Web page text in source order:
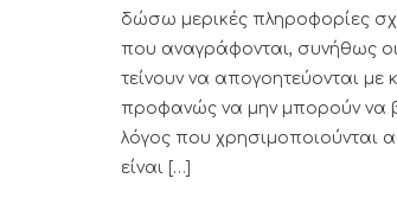
δώσω μερικές πληροφορίες
που αναγράφονται, συνήθως
τείνουν να απογοητεύονται
προφανώς να μην μπορούν να
λόγος που χρησιμοποιούνται
είναι […]